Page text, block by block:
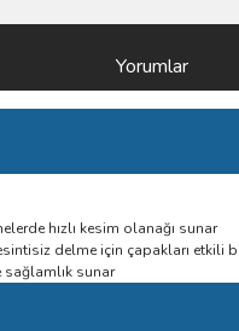
Yorumlar
hızlı kesim olanağı sunar
delme için çapakları etkili
sağlamlık sunar